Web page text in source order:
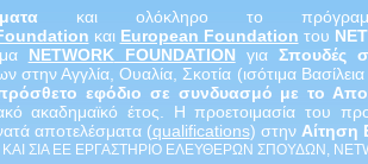
και ολόκληρο το
και European Foundation του
NETWORKFOUNDATION για Σπουδές
στην Αγγλία, Ουαλία, Σκοτία (ισότιμα
εφόδιο σε συνδυασμό με το
ακαδημαϊκό έτος. Η προετοιμασία του
αποτελέσματα (qualifications) στην Αίτηση
ΚΑΙ ΣΙΑ ΕΕ ΕΡΓΑΣΤΗΡΙΟ ΕΛΕΥΘΕΡΩΝ ΣΠΟΥΔΩΝ,